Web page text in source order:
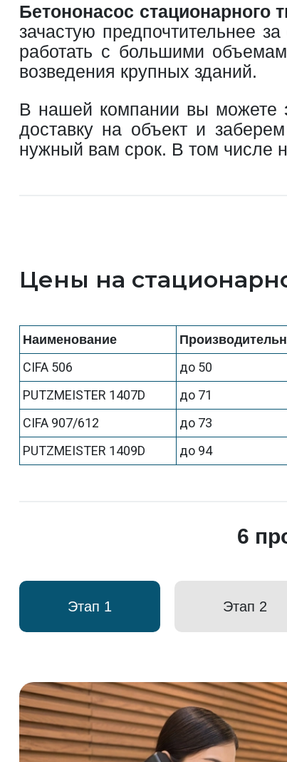
Бетононасос стационарного
зачастую предпочтительнее
работать с большими
возведения крупных зданий.
В нашей компании вы можете
доставку на объект и
нужный вам срок. В том числе
Цены на
Наименование
CIFA 506 до 50
PUTZMEISTER 1407D
до 71
CIFA 907/612
до 73
PUTZMEISTER 1409D
до 94
6
Этап 1 Этап 2